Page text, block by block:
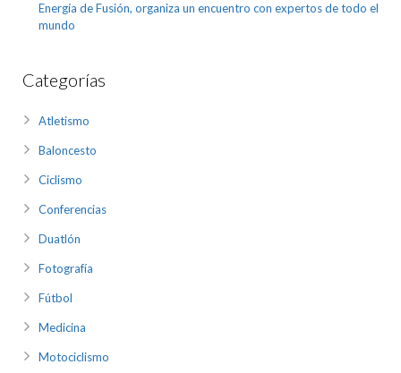
Energía de Fusión, organiza un encuentro con expertos de todo el
mundo
Categorías
Atletismo
Baloncesto
Ciclismo
Conferencias
Duatlón
Fotografía
Fútbol
Medicina
Motociclismo